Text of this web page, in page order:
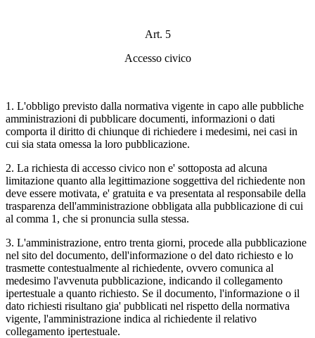
Art. 5
Accesso civico
1. L'obbligo previsto dalla normativa vigente in capo alle pubbliche
amministrazioni di pubblicare documenti, informazioni o dati
comporta il diritto di chiunque di richiedere i medesimi, nei casi in
cui sia stata omessa la loro pubblicazione.
2. La richiesta di accesso civico non e' sottoposta ad alcuna
limitazione quanto alla legittimazione soggettiva del richiedente non
deve essere motivata, e' gratuita e va presentata al responsabile della
trasparenza dell'amministrazione obbligata alla pubblicazione di cui
al comma 1, che si pronuncia sulla stessa.
3. L'amministrazione, entro trenta giorni, procede alla pubblicazione
nel sito del documento, dell'informazione o del dato richiesto e lo
trasmette contestualmente al richiedente, ovvero comunica al
medesimo l'avvenuta pubblicazione, indicando il collegamento
ipertestuale a quanto richiesto. Se il documento, l'informazione o il
dato richiesti risultano gia' pubblicati nel rispetto della normativa
vigente, l'amministrazione indica al richiedente il relativo
collegamento ipertestuale.